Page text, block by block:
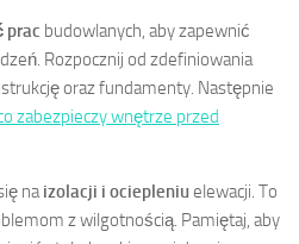
prac budowlanych, aby zapewnić
Rozpocznij od zdefiniowania
oraz fundamenty. Następnie
zabezpieczy wnętrze przed
na izolacji i ociepleniuelewacji. To
z wilgotnością. Pamiętaj, aby